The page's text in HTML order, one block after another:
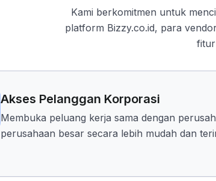
Kami berkomitmen untuk
platform Bizzy.co.id, para
Akses Pelanggan Korporasi
Membuka peluang kerja sama dengan
perusahaan besar secara lebih mudah dan